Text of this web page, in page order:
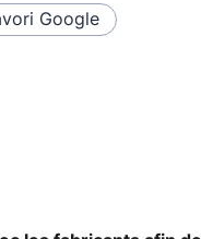
Google